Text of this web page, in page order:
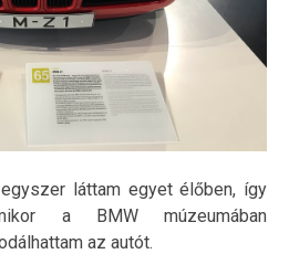
láttam egyet élőben, így
a BMW múzeumában
az autót.